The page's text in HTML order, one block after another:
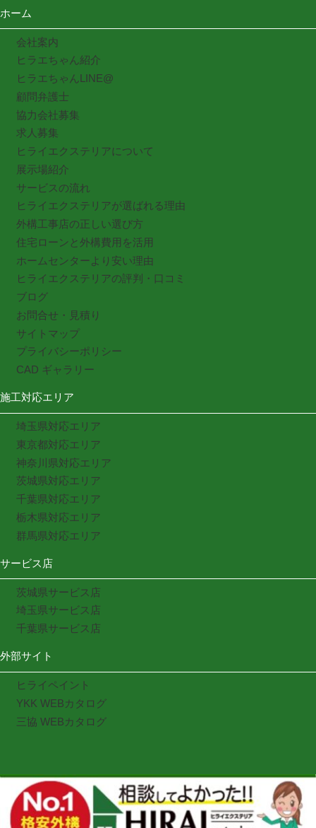
ホーム
会社案内
ヒラエちゃん紹介
ヒラエちゃんLINE@
顧問弁護士
協力会社募集
求人募集
ヒライエクステリアについて
展示場紹介
サービスの流れ
ヒライエクステリアが選ばれる理由
外構工事店の正しい選び方
住宅ローンと外構費用を活用
ホームセンターより安い理由
ヒライエクステリアの評判・口コミ
ブログ
お問合せ・見積り
サイトマップ
プライバシーポリシー
CAD ギャラリー
施工対応エリア
埼玉県対応エリア
東京都対応エリア
神奈川県対応エリア
茨城県対応エリア
千葉県対応エリア
栃木県対応エリア
群馬県対応エリア
サービス店
茨城県サービス店
埼玉県サービス店
千葉県サービス店
外部サイト
ヒライペイント
YKK WEBカタログ
三協 WEBカタログ